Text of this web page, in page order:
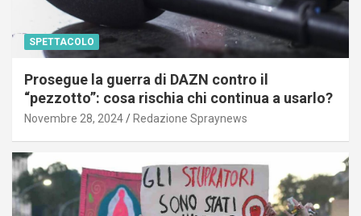
SPETTACOLO
Prosegue la guerra di DAZN contro il
“pezzotto”: cosa rischia chi continua a usarlo?
Novembre 28, 2024 Redazione Spraynews